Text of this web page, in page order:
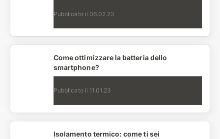
Pubblicato il 06.02.23
Come ottimizzare la batteria dello
smartphone?
Pubblicato il 11.01.23
Isolamento termico: come ti sei